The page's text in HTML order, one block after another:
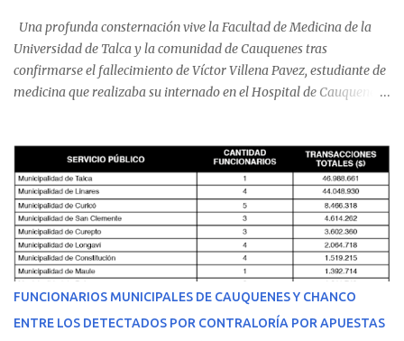
Una profunda consternación vive la Facultad de Medicina de la
Universidad de Talca y la comunidad de Cauquenes tras
confirmarse el fallecimiento de Víctor Villena Pavez, estudiante de
medicina que realizaba su internado en el Hospital de Cauquenes.
malestares físicos. Dada la complejidad de su estado de salud, el
equipo médico determinó su traslado de urgencia al Hospital
Regional de Talca y dado la urgencia la ambulancia partió hacia
Talca con escolta de Carabineros. En medio del traslado, el
estudiante de medicina de 25 años, se agravó y pese a los esfuerzos
del personal de emergencia terminó falleciendo, sin alcanzar a
recibir atención especializada en el centro de destino. Apenas se
conoció la gravedad de su condición, sus padres —residentes en
Villarrica— se trasladaron a Cauquenes con la esperanza de una
FUNCIONARIOS MUNICIPALES DE CAUQUENES Y CHANCO
ENTRE LOS DETECTADOS POR CONTRALORÍA POR APUESTAS